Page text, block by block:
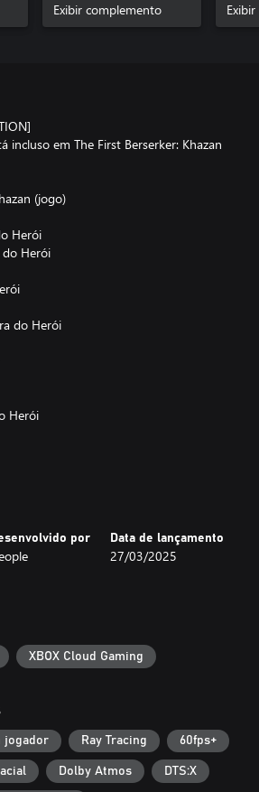
Exibir complemento
incluso em The First Berserker: Khazan
(jogo)
Herói
do Herói
do Herói
Herói
do menu principal.
de The First Berserker: Khazan
poderão ser obtidos por outros meios
e alterar seus atributos,
utilização contínua.
recebidos após a conclusão da
de recompensas, localizado na Fenda.
ação brutal em The First Berserker:
de 800 anos antes do início de
por Data de lançamento
27/03/2025
XBOX Cloud Gaming
jogador Ray Tracing 60fps+
Dolby Atmos DTS:X